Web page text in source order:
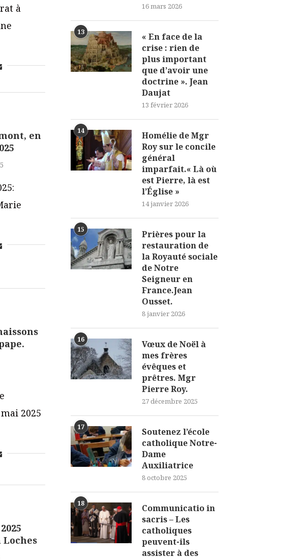
à
en
2025
Loches
16 mars 2026
13
« En face de la
crise : rien de
plus important
que d’avoir une
doctrine ». Jean
Daujat
13 février 2026
14
Homélie de Mgr
Roy sur le concile
général
imparfait.« Là où
est Pierre, là est
l’Église »
14 janvier 2026
15
Prières pour la
restauration de
la Royauté sociale
de Notre
Seigneur en
France.Jean
Ousset.
8 janvier 2026
16
Vœux de Noël à
mes frères
évêques et
prêtres. Mgr
Pierre Roy.
27 décembre 2025
17
Soutenez l’école
catholique Notre-
Dame
Auxiliatrice
8 octobre 2025
18
Communicatio in
sacris – Les
catholiques
peuvent-ils
assister à des